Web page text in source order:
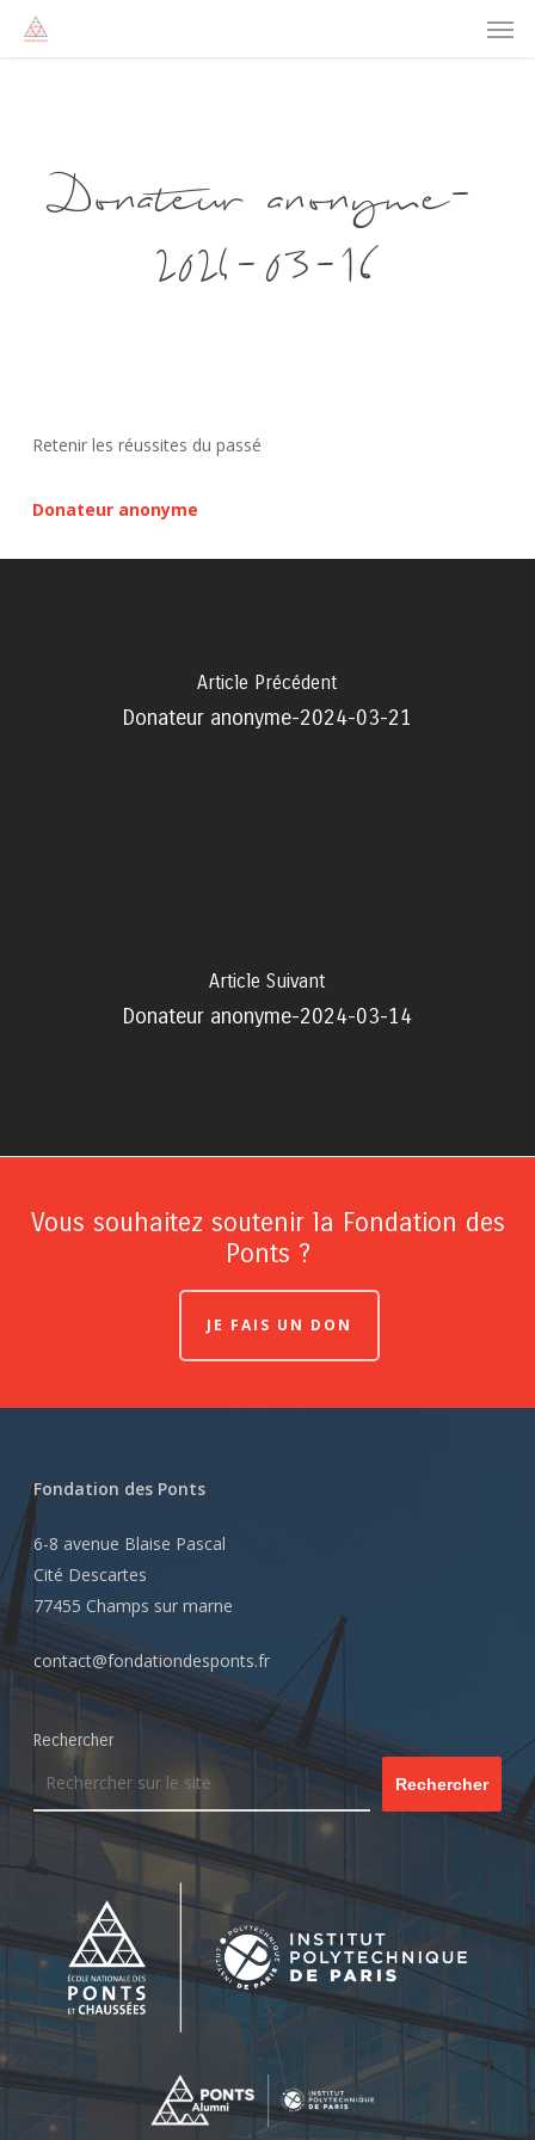
Donateur anonyme-
2024-03-16
Retenir les réussites du passé
Donateur anonyme
Article Précédent
Donateur anonyme-2024-03-21
Article Suivant
Donateur anonyme-2024-03-14
Vous souhaitez soutenir la Fondation des
Ponts ?
JE FAIS UN DON
Fondation des Ponts
6-8 avenue Blaise Pascal
Cité Descartes
77455 Champs sur marne
contact@fondationdesponts.fr
Rechercher
Rechercher